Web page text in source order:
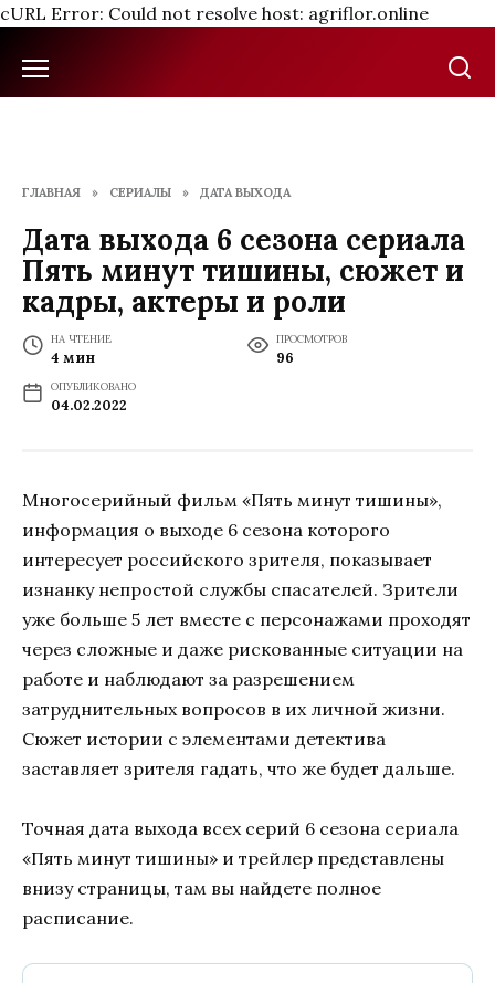
cURL Error: Could not resolve host: agriflor.online
содержанию
ГЛАВНАЯ » СЕРИАЛЫ » ДАТА ВЫХОДА
Дата выхода 6 сезона сериала
Пять минут тишины, сюжет и
кадры, актеры и роли
НА ЧТЕНИЕ
4 мин
ПРОСМОТРОВ
96
ОПУБЛИКОВАНО
04.02.2022
Многосерийный фильм «Пять минут тишины»,
информация о выходе 6 сезона которого
интересует российского зрителя, показывает
изнанку непростой службы спасателей. Зрители
уже больше 5 лет вместе с персонажами проходят
через сложные и даже рискованные ситуации на
работе и наблюдают за разрешением
затруднительных вопросов в их личной жизни.
Сюжет истории с элементами детектива
заставляет зрителя гадать, что же будет дальше.
Точная дата выхода всех серий 6 сезона сериала
«Пять минут тишины» и трейлер представлены
внизу страницы, там вы найдете полное
расписание.